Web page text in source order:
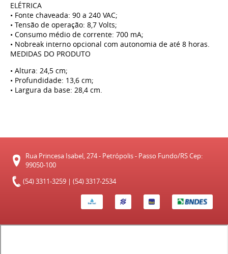
ELÉTRICA
• Fonte chaveada: 90 a 240 VAC;
• Tensão de operação: 8,7 Volts;
• Consumo médio de corrente: 700 mA;
• Nobreak interno opcional com autonomia de até 8 horas.
MEDIDAS DO PRODUTO
• Altura: 24,5 cm;
• Profundidade: 13,6 cm;
• Largura da base: 28,4 cm.
Rua Princesa Isabel, 274 - Petrópolis - Passo Fundo/RS Cep:
99050-100
(54) 3311-3259 | (54) 3317-2534